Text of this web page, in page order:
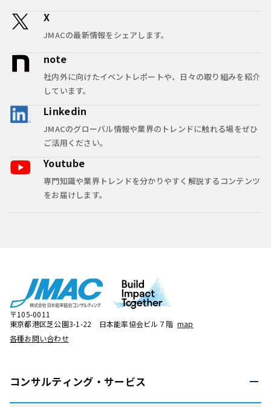
X
JMACの最新情報をシェアします。
note
社内外に向けたイベントレポートや、日々の取り組みを紹介
しています。
Linkedin
JMACのグローバル情報や業界のトレンドに触れる場をぜひ
ご活用ください。
Youtube
専門知識や業界トレンドを分かりやすく解説するコンテンツ
をお届けします。
〒105-0011
東京都港区芝公園3-1-22 日本能率協会ビル７階 map
各種お問い合わせ
コンサルティング・ サービス